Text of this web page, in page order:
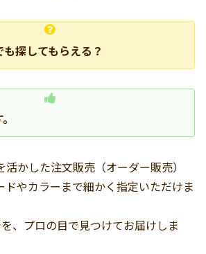
探してもらえる？
かした注文販売（オーダー販売）
ドやカラーまで細かく指定いただけま
、プロの目で見つけてお届けしま